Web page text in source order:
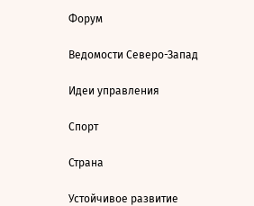
Форум
Ведомости Северо-Запад
Идеи управления
Спорт
Страна
Устойчивое развитие